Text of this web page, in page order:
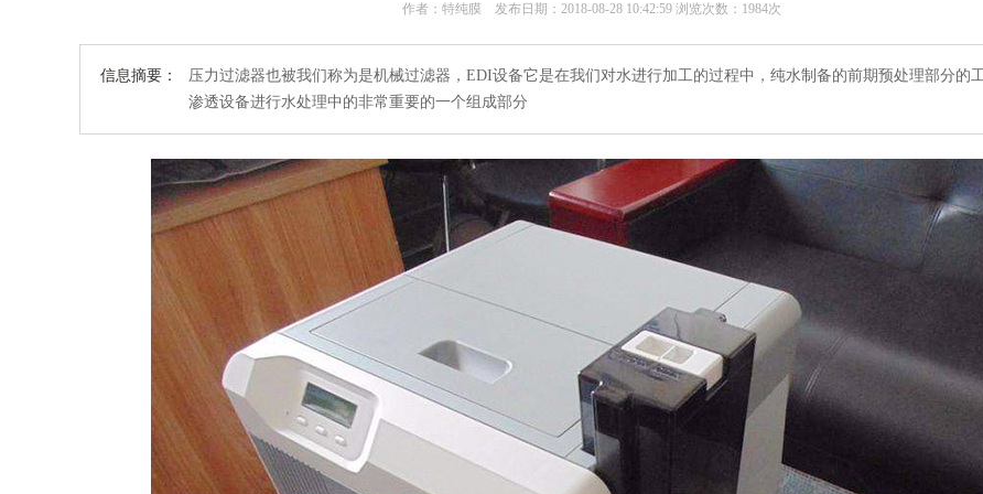
作者：特纯膜 发布日期： 2018-08-28 10:42:59 浏览次数：1984次
信息摘要：
压力过滤器也被我们称为是机械过滤器，EDI设备它是在我们对水进行加工的过程中，纯水制备的前期预处理部分的
渗透设备进行水处理中的非常重要的一个组成部分